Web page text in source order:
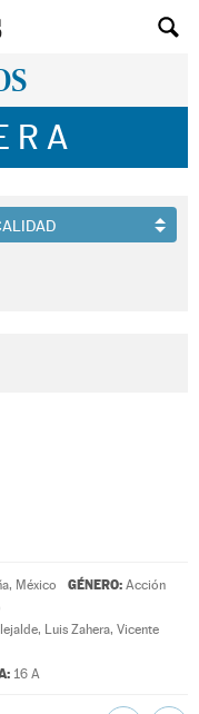
México GÉNERO: Acción
, Luis Zahera, Vicente
16 A